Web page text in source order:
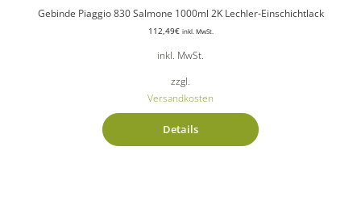
Gebinde Piaggio 830 Salmone 1000ml 2K Lechler-Einschichtlack
112,49€ inkl. MwSt.
inkl. MwSt.
zzgl.
Versandkosten
Details